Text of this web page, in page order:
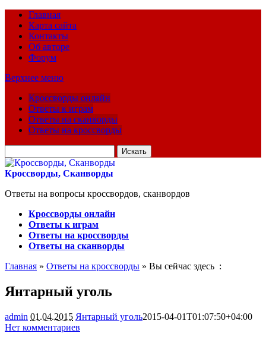
Главная
Карта сайта
Контакты
Об авторе
Форум
Верхнее меню
Кроссворды онлайн
Ответы к играм
Ответы на сканворды
Ответы на кроссворды
для:
Кроссворды, Сканворды
Ответы на вопросы кроссвордов, сканвордов
Кроссворды онлайн
Ответы к играм
Ответы на кроссворды
Ответы на сканворды
Главная » Ответы на кроссворды » Вы сейчас здесь :
Янтарный уголь
admin 01.04.2015 Янтарный уголь2015-04-01T01:07:50+04:00
Нет комментариев